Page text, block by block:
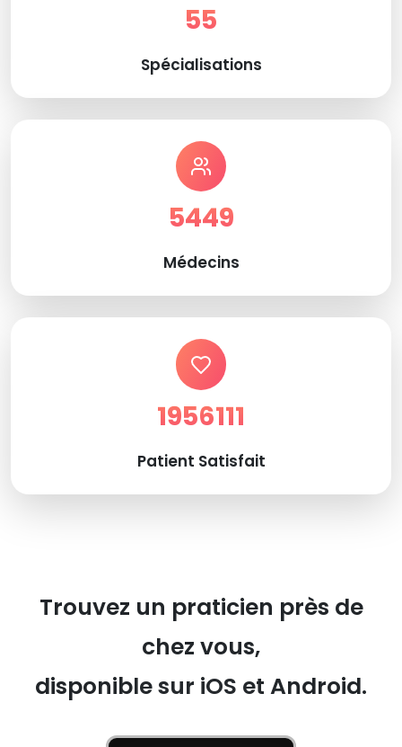
55
Spécialisations
5449
Médecins
1956111
Patient Satisfait
Trouvez un praticien près de
chez vous,
disponible sur iOS et Android.